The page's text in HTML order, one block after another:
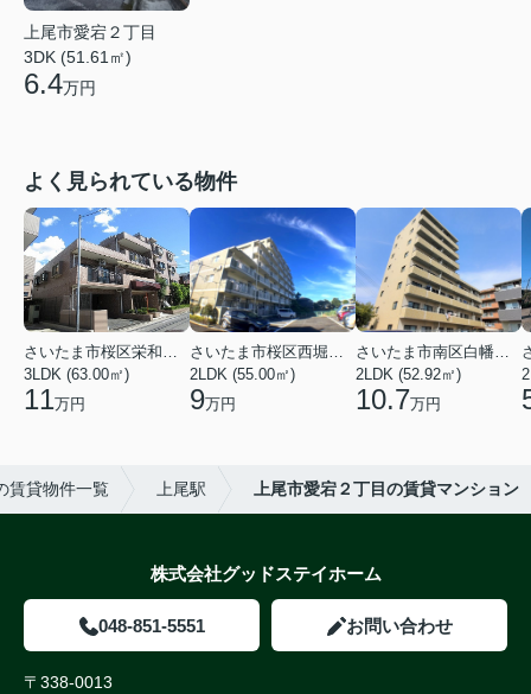
上尾市愛宕２丁目
3DK (51.61㎡)
6.4万円
よく見られている物件
さいたま市桜区栄和２丁目
3LDK (63.00㎡)
11万円
さいたま市桜区西堀６丁目
2LDK (55.00㎡)
9万円
さいたま市南区白幡６丁目
2LDK (52.92㎡)
10.7万円
賃貸物件一覧 上尾駅 上尾市愛宕２丁目の賃貸マンション
株式会社グッドステイホーム
048-851-5551 お問い合わせ
〒338-0013